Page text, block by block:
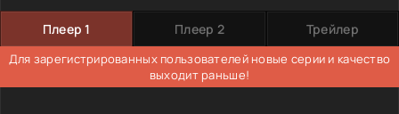
Плеер 1 Плеер 2 Трейлер
Для зарегистрированных пользователей новые серии и качество
выходит раньше!